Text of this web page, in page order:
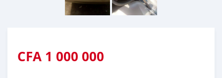
CFA 1 000 000